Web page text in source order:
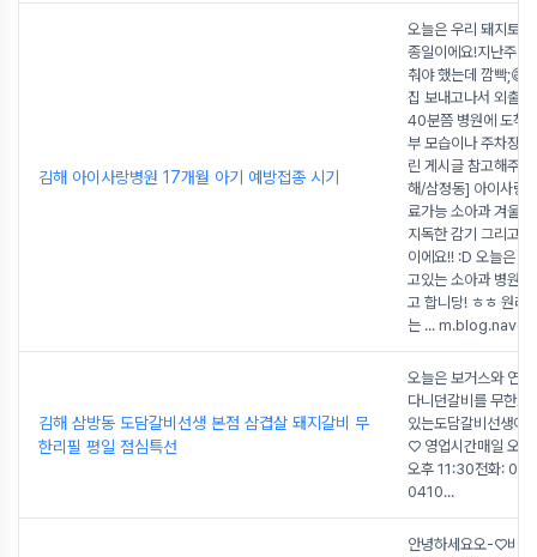
김해 아이사랑병원 17개월 아기 예방접종 시기
오늘은 우리 돼지토
종일이에요!지난주
춰야 했는데 깜빡;😅
집 보내고나서 외출
40분쯤 병원에 도착
부 모습이나 주차장
린 게시글 참고해주
해/삼정동] 아이사랑
료가능 소아과 겨울
지독한 감기 그리고
이에요!! :D 오늘은 비
고있는 소아과 병원
고 합니당! ㅎㅎ 원래
는 ...
김해 삼방동 도담갈비선생 본점 삼겹살 돼지갈비 무
한리필 평일 점심특선
오늘은 보거스와 연
다니던갈비를 무한으
있는도담갈비선생에
♡ 영업시간매일 오
오후 11:30전화:
0410...
안녕하세요오-♡비비